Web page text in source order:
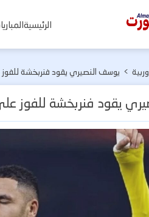
الرئيسية
> يوسف النصيري يقود فنربخشة
يقود فنربخشة للفوز